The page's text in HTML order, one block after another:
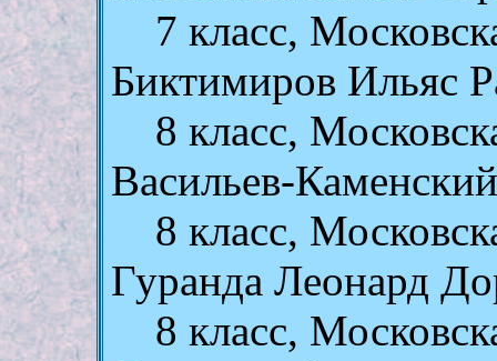
7 класс,
Биктимиров Ильяс
8 класс,
Васильев-
8 класс,
Гуранда Леонард
8 класс,